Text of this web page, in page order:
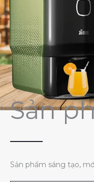
Sản
Sản phẩm sáng tạo,